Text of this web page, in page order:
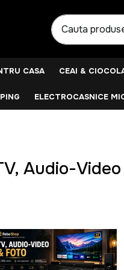
CASA CEAI &
ELECTROCASNICE
Audio-